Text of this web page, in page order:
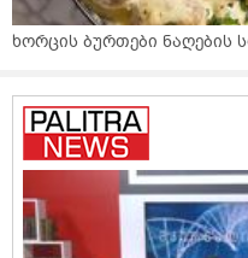
ხორცის ბურთები ნაღების